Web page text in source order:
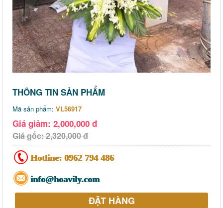
THÔNG TIN SẢN PHẨM
Mã sản phẩm: VL56917
Giá giảm: 2,000,000 đ
Giá gốc: 2,320,000 đ
Hotline: 0962 794 486
info@hoavily.com
ĐẶT HÀNG